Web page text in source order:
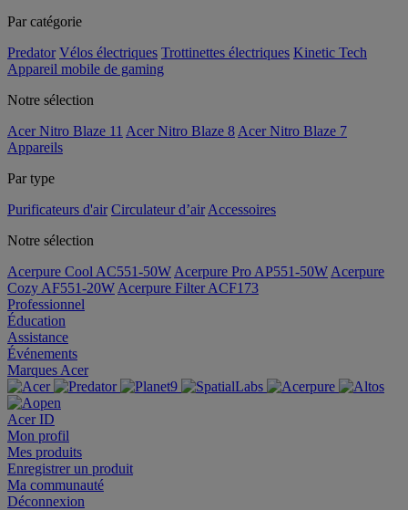
Par catégorie
Predator Vélos électriques Trottinettes électriques Kinetic Tech
Appareil mobile de gaming
Notre sélection
Acer Nitro Blaze 11 Acer Nitro Blaze 8 Acer Nitro Blaze 7
Appareils
Par type
Purificateurs d'air Circulateur d’air Accessoires
Notre sélection
Acerpure Cool AC551-50W Acerpure Pro AP551-50W Acerpure
Cozy AF551-20W Acerpure Filter ACF173
Professionnel
Éducation
Assistance
Événements
Marques Acer
Acer ID
Mon profil
Mes produits
Enregistrer un produit
Ma communauté
Déconnexion